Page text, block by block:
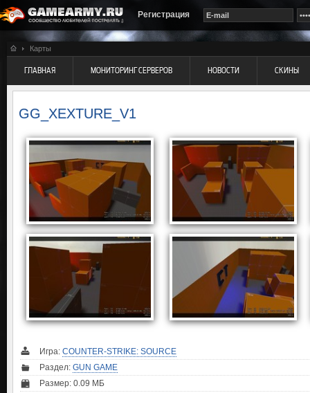
Регистрация
Карты
ГЛАВНАЯ МОНИТОРИНГ СЕРВЕРОВ НОВОСТИ СКИНЫ
GG_XEXTURE_V1
Игра: COUNTER-STRIKE: SOURCE
Раздел: GUN GAME
Размер: 0.09 МБ